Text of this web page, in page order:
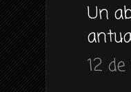
Un
12